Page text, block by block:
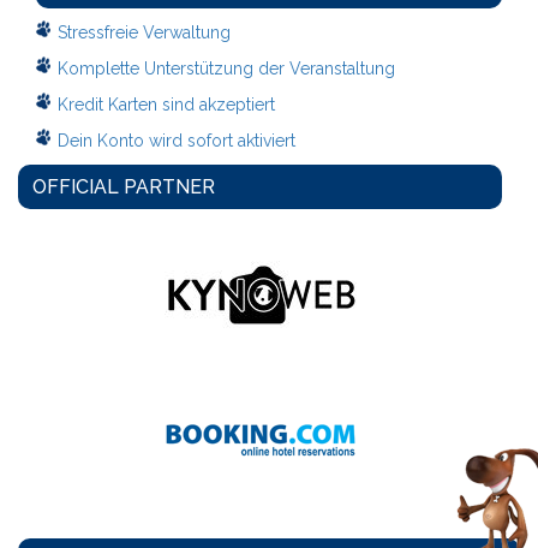
Stressfreie Verwaltung
Komplette Unterstützung der Veranstaltung
Kredit Karten sind akzeptiert
Dein Konto wird sofort aktiviert
OFFICIAL PARTNER